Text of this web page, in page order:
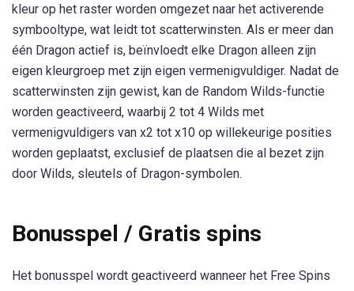
kleur op het raster worden omgezet naar het activerende
symbooltype, wat leidt tot scatterwinsten. Als er meer dan
één Dragon actief is, beïnvloedt elke Dragon alleen zijn
eigen kleurgroep met zijn eigen vermenigvuldiger. Nadat de
scatterwinsten zijn gewist, kan de Random Wilds-functie
worden geactiveerd, waarbij 2 tot 4 Wilds met
vermenigvuldigers van x2 tot x10 op willekeurige posities
worden geplaatst, exclusief de plaatsen die al bezet zijn
door Wilds, sleutels of Dragon-symbolen.
Bonusspel / Gratis spins
Het bonusspel wordt geactiveerd wanneer het Free Spins